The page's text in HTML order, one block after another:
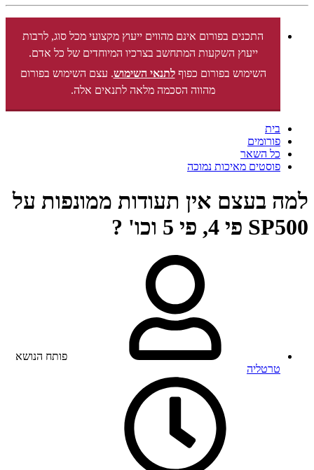
התכנים בפורום אינם מהווים ייעוץ מקצועי מכל סוג, לרבות
ייעוץ השקעות המתחשב בצרכיו המיוחדים של כל אדם.
השימוש בפורום כפוףלתנאי השימוש. עצם השימוש בפורום
מהווה הסכמה מלאה לתנאים אלה.
בית
פורומים
כל השאר
פוסטים מאיכות נמוכה
למה בעצם אין תעודות ממונפות על
SP500 פי 4, פי 5 וכו' ?
פותח הנושא
טרטליה